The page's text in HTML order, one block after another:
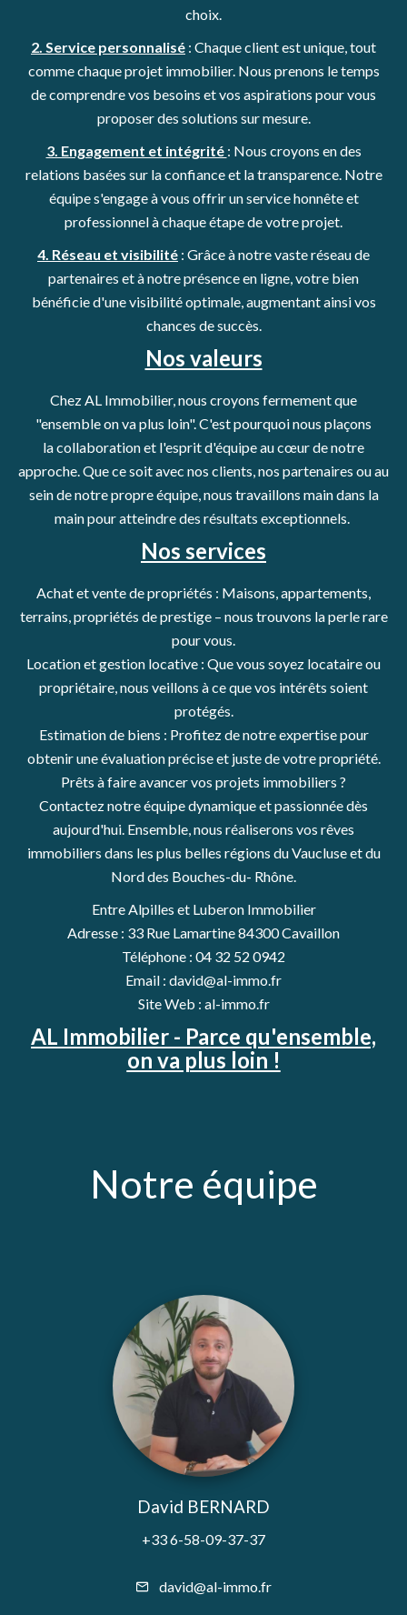
choix.
2. Service personnalisé : Chaque client est unique, tout
comme chaque projet immobilier. Nous prenons le temps
de comprendre vos besoins et vos aspirations pour vous
proposer des solutions sur mesure.
3. Engagement et intégrité : Nous croyons en des
relations basées sur la confiance et la transparence. Notre
équipe s'engage à vous offrir un service honnête et
professionnel à chaque étape de votre projet.
4. Réseau et visibilité : Grâce à notre vaste réseau de
partenaires et à notre présence en ligne, votre bien
bénéficie d'une visibilité optimale, augmentant ainsi vos
chances de succès.
Nos valeurs
Chez AL Immobilier, nous croyons fermement que
"ensemble on va plus loin". C'est pourquoi nous plaçons
la collaboration et l'esprit d'équipe au cœur de notre
approche. Que ce soit avec nos clients, nos partenaires ou au
sein de notre propre équipe, nous travaillons main dans la
main pour atteindre des résultats exceptionnels.
Nos services
Achat et vente de propriétés : Maisons, appartements,
terrains, propriétés de prestige – nous trouvons la perle rare
pour vous.
Location et gestion locative : Que vous soyez locataire ou
propriétaire, nous veillons à ce que vos intérêts soient
protégés.
Estimation de biens : Profitez de notre expertise pour
obtenir une évaluation précise et juste de votre propriété.
Prêts à faire avancer vos projets immobiliers ?
Contactez notre équipe dynamique et passionnée dès
aujourd'hui. Ensemble, nous réaliserons vos rêves
immobiliers dans les plus belles régions du Vaucluse et du
Nord des Bouches-du- Rhône.
Entre Alpilles et Luberon Immobilier
Adresse : 33 Rue Lamartine 84300 Cavaillon
Téléphone : 04 32 52 0942
Email : david@al-immo.fr
Site Web : al-immo.fr
AL Immobilier - Parce qu'ensemble,
on va plus loin !
Notre équipe
David BERNARD
+33 6-58-09-37-37
david@al-immo.fr